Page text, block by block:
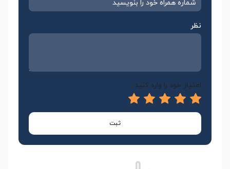
نظر
امتیاز خود را وارد کنید
ثبت